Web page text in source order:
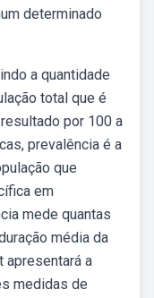
determinado
a quantidade
total que é
por 100 a
prevalência é a
que
em
mede quantas
média da
apresentará a
medidas de